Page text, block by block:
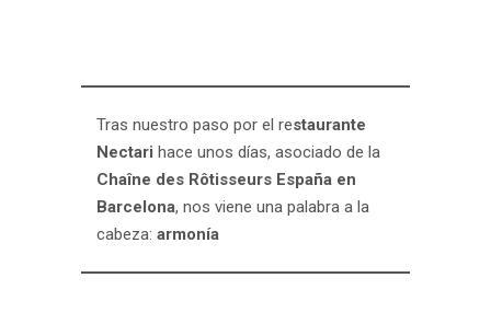
Tras nuestro paso por el restaurante
Nectari hace unos días, asociado de la
Chaîne des Rôtisseurs España en
Barcelona, nos viene una palabra a la
cabeza: armonía